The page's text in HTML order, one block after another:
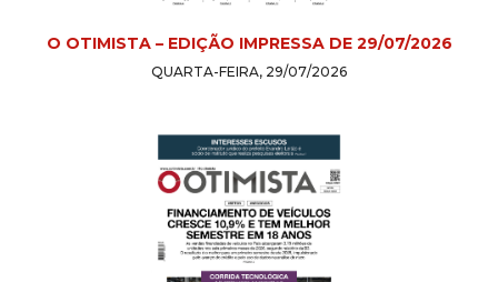
O OTIMISTA – EDIÇÃO IMPRESSA DE 29/07/2026
QUARTA-FEIRA, 29/07/2026